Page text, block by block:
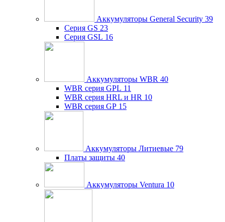
Аккумуляторы General Security 39
Серия GS 23
Серия GSL 16
Аккумуляторы WBR 40
WBR серия GPL 11
WBR серия HRL и HR 10
WBR серия GP 15
Аккумуляторы Литиевые 79
Платы защиты 40
Аккумуляторы Ventura 10